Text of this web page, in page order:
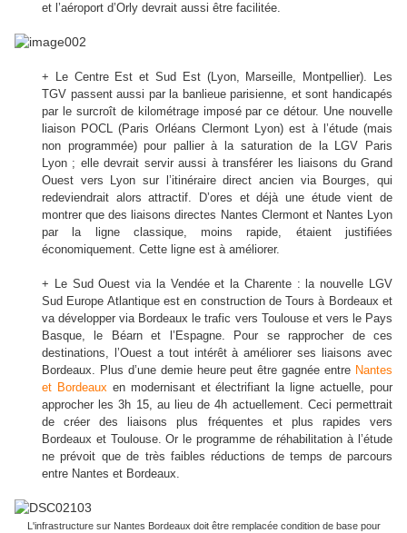
et l’aéroport d’Orly devrait aussi être facilitée.
+ Le Centre Est et Sud Est (Lyon, Marseille, Montpellier). Les
TGV passent aussi par la banlieue parisienne, et sont handicapés
par le surcroît de kilométrage imposé par ce détour. Une nouvelle
liaison POCL (Paris Orléans Clermont Lyon) est à l’étude (mais
non programmée) pour pallier à la saturation de la LGV Paris
Lyon ; elle devrait servir aussi à transférer les liaisons du Grand
Ouest vers Lyon sur l’itinéraire direct ancien via Bourges, qui
redeviendrait alors attractif. D’ores et déjà une étude vient de
montrer que des liaisons directes Nantes Clermont et Nantes Lyon
par la ligne classique, moins rapide, étaient justifiées
économiquement. Cette ligne est à améliorer.
+ Le Sud Ouest via la Vendée et la Charente : la nouvelle LGV
Sud Europe Atlantique est en construction de Tours à Bordeaux et
va développer via Bordeaux le trafic vers Toulouse et vers le Pays
Basque, le Béarn et l’Espagne. Pour se rapprocher de ces
destinations, l’Ouest a tout intérêt à améliorer ses liaisons avec
Bordeaux. Plus d’une demie heure peut être gagnée entre Nantes
et Bordeauxen modernisant et électrifiant la ligne actuelle, pour
approcher les 3h 15, au lieu de 4h actuellement. Ceci permettrait
de créer des liaisons plus fréquentes et plus rapides vers
Bordeaux et Toulouse. Or le programme de réhabilitation à l’étude
ne prévoit que de très faibles réductions de temps de parcours
entre Nantes et Bordeaux.
L'infrastructure sur Nantes Bordeaux doit être remplacée condition de base pour